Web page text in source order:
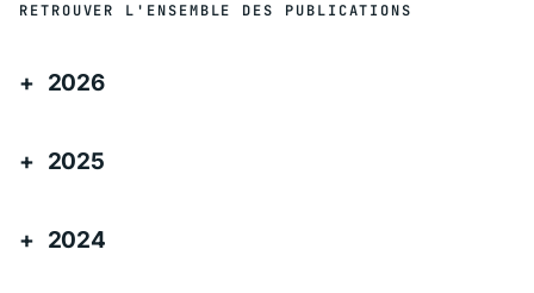
RETROUVER L'ENSEMBLE DES PUBLICATIONS
2026
2025
2024